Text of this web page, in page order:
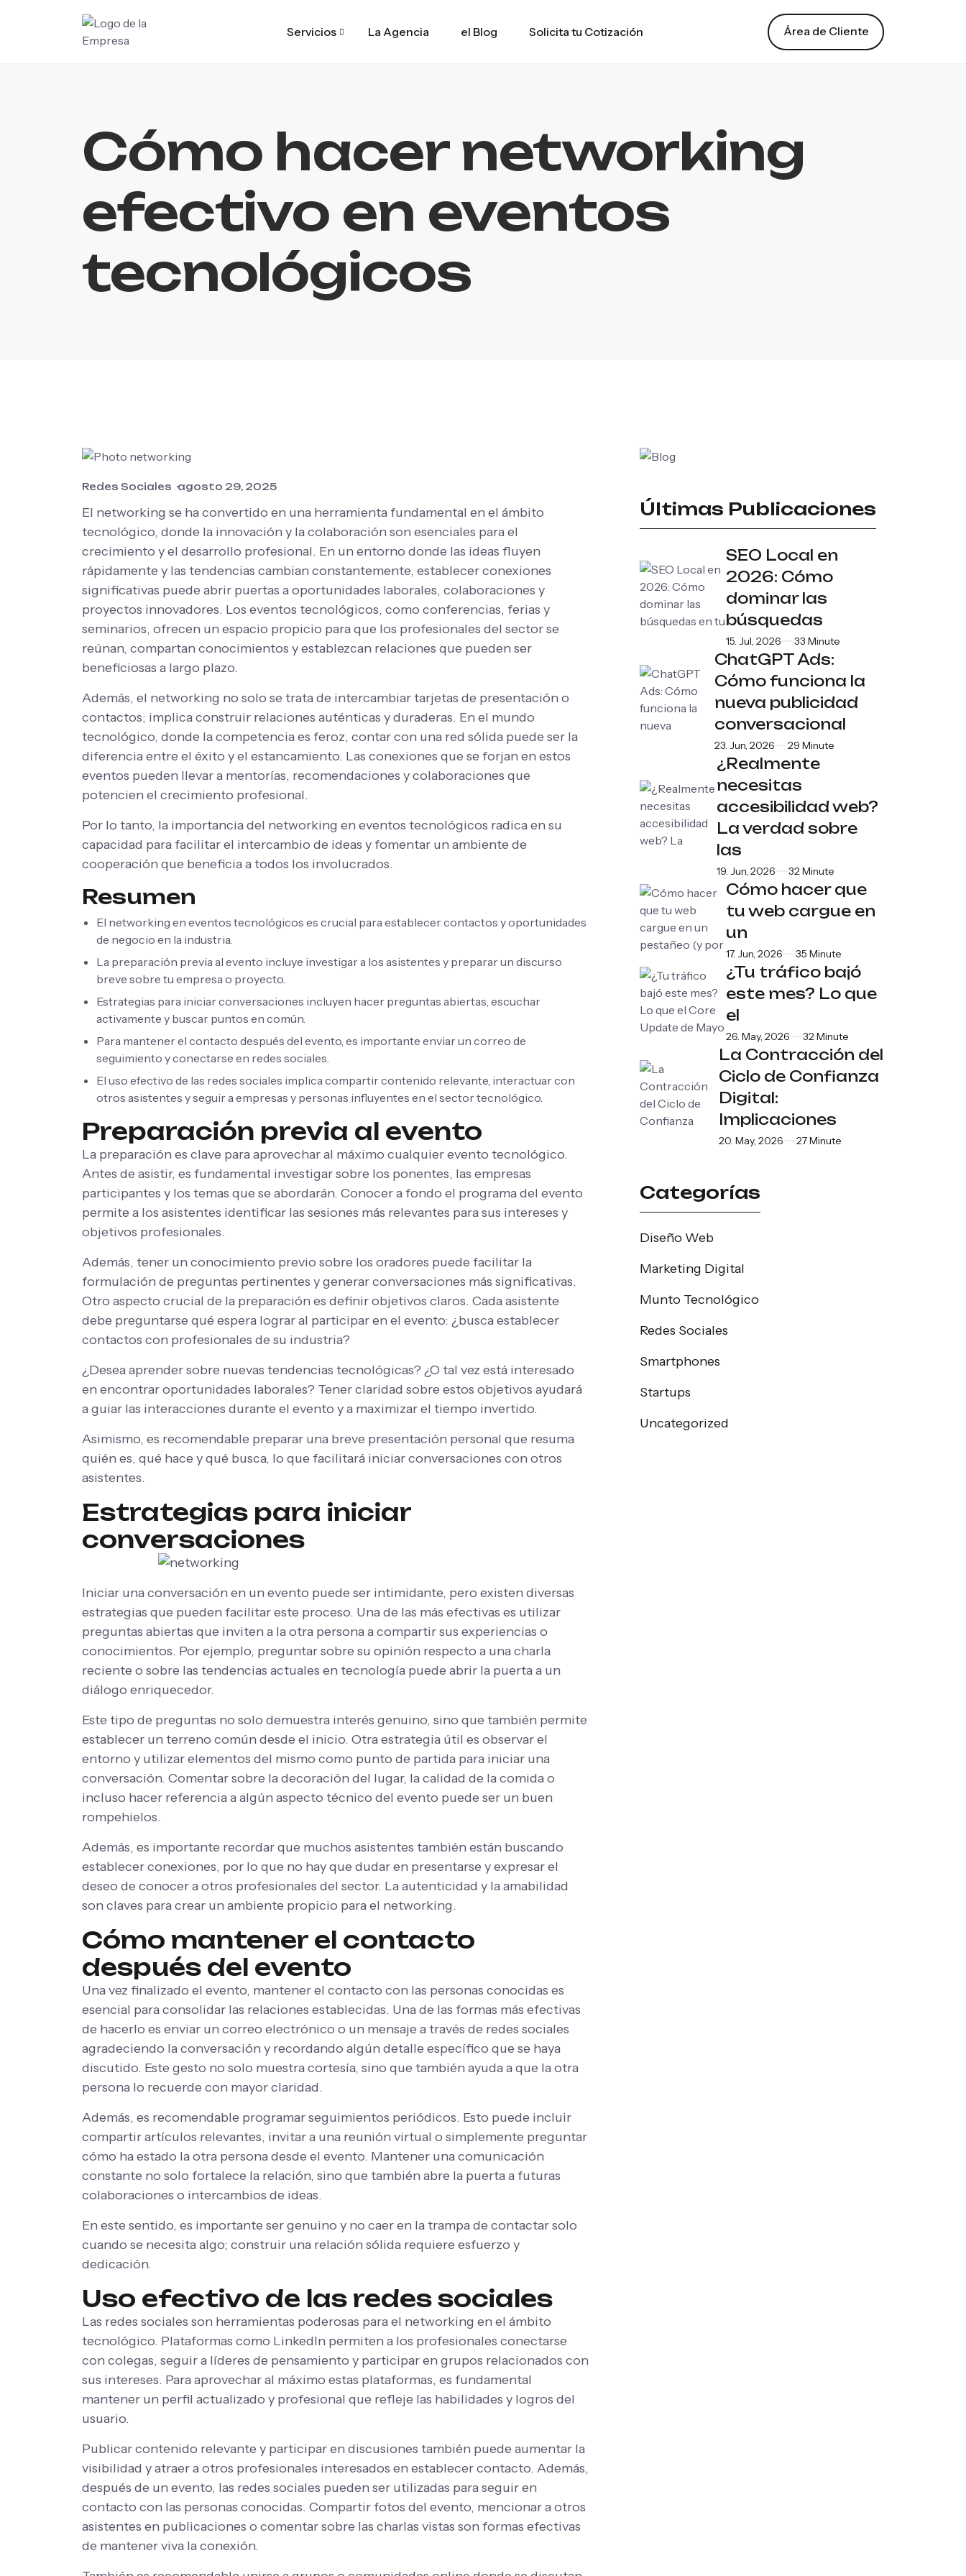
Servicios La Agencia el Blog Solicita tu Cotización Área de Cliente
Cómo hacer networking
efectivo en eventos
tecnológicos
Redes Sociales agosto 29, 2025
El networking se ha convertido en una herramienta fundamental en el ámbito
tecnológico, donde la innovación y la colaboración son esenciales para el
crecimiento y el desarrollo profesional. En un entorno donde las ideas fluyen
rápidamente y las tendencias cambian constantemente, establecer conexiones
significativas puede abrir puertas a oportunidades laborales, colaboraciones y
proyectos innovadores. Los eventos tecnológicos, como conferencias, ferias y
seminarios, ofrecen un espacio propicio para que los profesionales del sector se
reúnan, compartan conocimientos y establezcan relaciones que pueden ser
beneficiosas a largo plazo.
Además, el networking no solo se trata de intercambiar tarjetas de presentación o
contactos; implica construir relaciones auténticas y duraderas. En el mundo
tecnológico, donde la competencia es feroz, contar con una red sólida puede ser la
diferencia entre el éxito y el estancamiento. Las conexiones que se forjan en estos
eventos pueden llevar a mentorías, recomendaciones y colaboraciones que
potencien el crecimiento profesional.
Por lo tanto, la importancia del networking en eventos tecnológicos radica en su
capacidad para facilitar el intercambio de ideas y fomentar un ambiente de
cooperación que beneficia a todos los involucrados.
Resumen
El networking en eventos tecnológicos es crucial para establecer contactos y oportunidades
de negocio en la industria.
La preparación previa al evento incluye investigar a los asistentes y preparar un discurso
breve sobre tu empresa o proyecto.
Estrategias para iniciar conversaciones incluyen hacer preguntas abiertas, escuchar
activamente y buscar puntos en común.
Para mantener el contacto después del evento, es importante enviar un correo de
seguimiento y conectarse en redes sociales.
El uso efectivo de las redes sociales implica compartir contenido relevante, interactuar con
otros asistentes y seguir a empresas y personas influyentes en el sector tecnológico.
Preparación previa al evento
La preparación es clave para aprovechar al máximo cualquier evento tecnológico.
Antes de asistir, es fundamental investigar sobre los ponentes, las empresas
participantes y los temas que se abordarán. Conocer a fondo el programa del evento
permite a los asistentes identificar las sesiones más relevantes para sus intereses y
objetivos profesionales.
Además, tener un conocimiento previo sobre los oradores puede facilitar la
formulación de preguntas pertinentes y generar conversaciones más significativas.
Otro aspecto crucial de la preparación es definir objetivos claros. Cada asistente
debe preguntarse qué espera lograr al participar en el evento: ¿busca establecer
contactos con profesionales de su industria?
¿Desea aprender sobre nuevas tendencias tecnológicas? ¿O tal vez está interesado
en encontrar oportunidades laborales? Tener claridad sobre estos objetivos ayudará
a guiar las interacciones durante el evento y a maximizar el tiempo invertido.
Asimismo, es recomendable preparar una breve presentación personal que resuma
quién es, qué hace y qué busca, lo que facilitará iniciar conversaciones con otros
asistentes.
Estrategias para iniciar
conversaciones
Iniciar una conversación en un evento puede ser intimidante, pero existen diversas
estrategias que pueden facilitar este proceso. Una de las más efectivas es utilizar
preguntas abiertas que inviten a la otra persona a compartir sus experiencias o
conocimientos. Por ejemplo, preguntar sobre su opinión respecto a una charla
reciente o sobre las tendencias actuales en tecnología puede abrir la puerta a un
diálogo enriquecedor.
Este tipo de preguntas no solo demuestra interés genuino, sino que también permite
establecer un terreno común desde el inicio. Otra estrategia útil es observar el
entorno y utilizar elementos del mismo como punto de partida para iniciar una
conversación. Comentar sobre la decoración del lugar, la calidad de la comida o
incluso hacer referencia a algún aspecto técnico del evento puede ser un buen
rompehielos.
Además, es importante recordar que muchos asistentes también están buscando
establecer conexiones, por lo que no hay que dudar en presentarse y expresar el
deseo de conocer a otros profesionales del sector. La autenticidad y la amabilidad
son claves para crear un ambiente propicio para el networking.
Cómo mantener el contacto
después del evento
Una vez finalizado el evento, mantener el contacto con las personas conocidas es
esencial para consolidar las relaciones establecidas. Una de las formas más efectivas
de hacerlo es enviar un correo electrónico o un mensaje a través de redes sociales
agradeciendo la conversación y recordando algún detalle específico que se haya
discutido. Este gesto no solo muestra cortesía, sino que también ayuda a que la otra
persona lo recuerde con mayor claridad.
Además, es recomendable programar seguimientos periódicos. Esto puede incluir
compartir artículos relevantes, invitar a una reunión virtual o simplemente preguntar
cómo ha estado la otra persona desde el evento. Mantener una comunicación
constante no solo fortalece la relación, sino que también abre la puerta a futuras
colaboraciones o intercambios de ideas.
En este sentido, es importante ser genuino y no caer en la trampa de contactar solo
cuando se necesita algo; construir una relación sólida requiere esfuerzo y
dedicación.
Uso efectivo de las redes sociales
Las redes sociales son herramientas poderosas para el networking en el ámbito
tecnológico. Plataformas como LinkedIn permiten a los profesionales conectarse
con colegas, seguir a líderes de pensamiento y participar en grupos relacionados con
sus intereses. Para aprovechar al máximo estas plataformas, es fundamental
mantener un perfil actualizado y profesional que refleje las habilidades y logros del
usuario.
Publicar contenido relevante y participar en discusiones también puede aumentar la
visibilidad y atraer a otros profesionales interesados en establecer contacto. Además,
después de un evento, las redes sociales pueden ser utilizadas para seguir en
contacto con las personas conocidas. Compartir fotos del evento, mencionar a otros
asistentes en publicaciones o comentar sobre las charlas vistas son formas efectivas
de mantener viva la conexión.
Últimas Publicaciones
SEO Local en
2026: Cómo
dominar las
búsquedas
15. Jul, 2026 33 Minute
ChatGPT Ads:
Cómo funciona la
nueva publicidad
conversacional
23. Jun, 2026 29 Minute
¿Realmente
necesitas
accesibilidad web?
La verdad sobre
las
19. Jun, 2026 32 Minute
Cómo hacer que
tu web cargue en
un
17. Jun, 2026 35 Minute
¿Tu tráfico bajó
este mes? Lo que
el
26. May, 2026 32 Minute
La Contracción del
Ciclo de Confianza
Digital:
Implicaciones
20. May, 2026 27 Minute
Categorías
Diseño Web
Marketing Digital
Munto Tecnológico
Redes Sociales
Smartphones
Startups
Uncategorized